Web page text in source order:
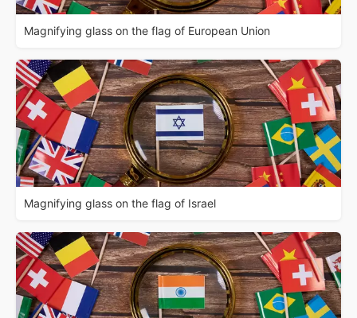
Magnifying glass on the flag of European Union
Magnifying glass on the flag of Israel